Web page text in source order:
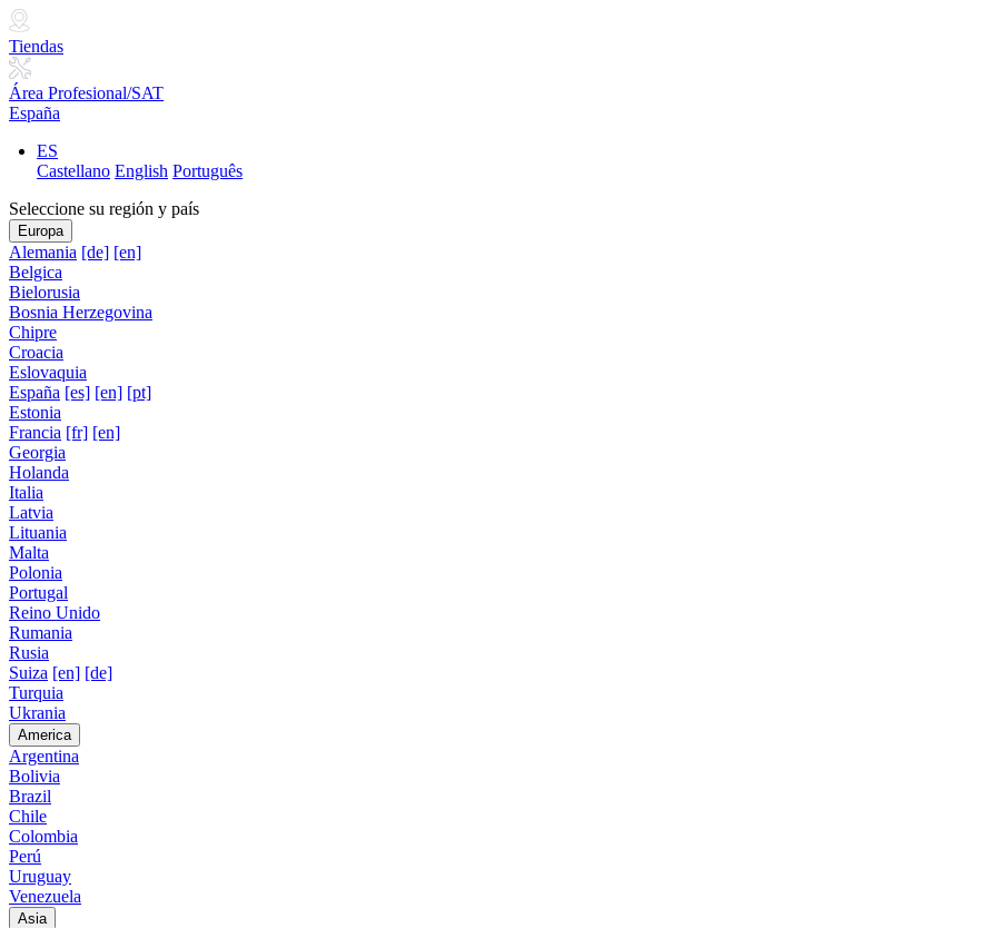
Tiendas
Área Profesional/SAT
España
ES
Castellano English Português
Seleccione su región y país
Europa
Alemania [de] [en]
Belgica
Bielorusia
Bosnia Herzegovina
Chipre
Croacia
Eslovaquia
España [es] [en] [pt]
Estonia
Francia [fr] [en]
Georgia
Holanda
Italia
Latvia
Lituania
Malta
Polonia
Portugal
Reino Unido
Rumania
Rusia
Suiza [en] [de]
Turquia
Ukrania
America
Argentina
Bolivia
Brazil
Chile
Colombia
Perú
Uruguay
Venezuela
Asia